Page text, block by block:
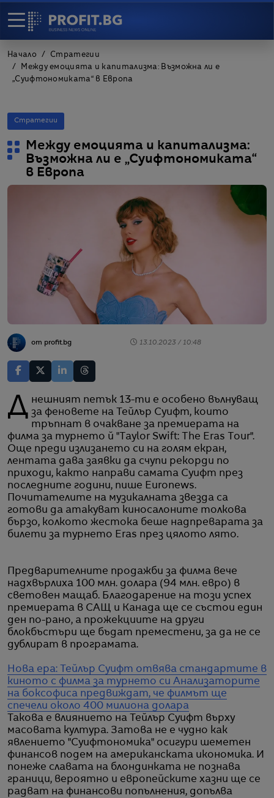
Начало
Стратегии
Между емоцията и капитализма: Възможна ли е
„Суифтономиката“ в Европа
Стратегии
Между емоцията и капитализма:
Възможна ли е „Суифтономиката“
в Европа
от profit.bg 13.10.2023 / 10:48
Днешният петък 13-ти е особено вълнуващ за феновете на Тейлър Суифт, които
тръпнат в очакване за премиерата на
филма за турнето й "Taylor Swift: The Eras Tour".
Още преди излизането си на голям екран,
лентата дава заявки да счупи рекорди по
приходи, както направи самата Суифт през
последните години, пише Euronews.
Почитателите на музикалната звезда са
готови да атакуват киносалоните толкова
бързо, колкото жестока беше надпреварата за
билети за турнето Eras през цялото лято.
Предварителните продажби за филма вече
надхвърлиха 100 млн. долара (94 млн. евро) в
световен мащаб. Благодарение на този успех
премиерата в САЩ и Канада ще се състои един
ден по-рано, а прожекциите на други
блокбъстъри ще бъдат преместени, за да не се
дублират в програмата.
Нова ера: Тейлър Суифт отвява стандартите в
киното с филма за турнето си Анализаторите
на боксофиса предвиждат, че филмът ще
спечели около 400 милиона долара
Такова е влиянието на Тейлър Суифт върху
масовата култура. Затова не е чудно как
явлението "Суифтономика" осигури шеметен
финансов подем на американската икономика. И
понеже славата на блондинката не познава
граници, вероятно и европейските хазни ще се
радват на финансови попълнения, допълва